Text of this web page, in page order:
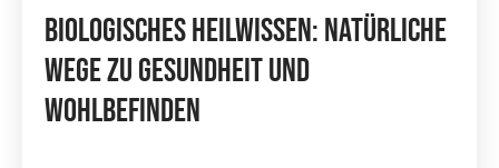
BioLogisches Heilwissen: Natürliche
Wege Zu Gesundheit Und
Wohlbefinden